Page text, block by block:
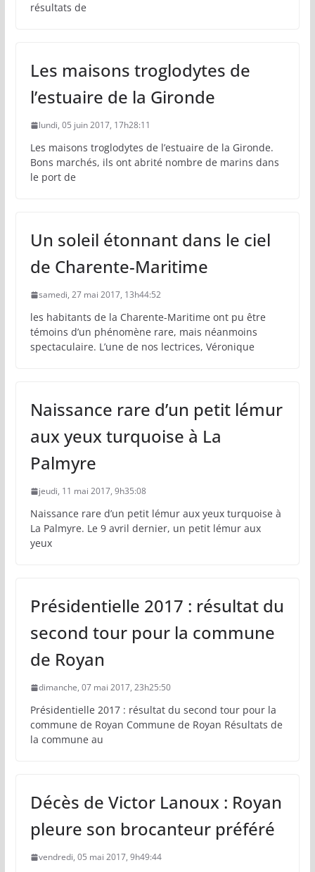
résultats de
Les maisons troglodytes de
l’estuaire de la Gironde
lundi, 05 juin 2017, 17h28:11
Les maisons troglodytes de l’estuaire de la Gironde.
Bons marchés, ils ont abrité nombre de marins dans
le port de
Un soleil étonnant dans le ciel
de Charente-Maritime
samedi, 27 mai 2017, 13h44:52
les habitants de la Charente-Maritime ont pu être
témoins d’un phénomène rare, mais néanmoins
spectaculaire. L’une de nos lectrices, Véronique
Naissance rare d’un petit lémur
aux yeux turquoise à La
Palmyre
jeudi, 11 mai 2017, 9h35:08
Naissance rare d’un petit lémur aux yeux turquoise à
La Palmyre. Le 9 avril dernier, un petit lémur aux
yeux
Présidentielle 2017 : résultat du
second tour pour la commune
de Royan
dimanche, 07 mai 2017, 23h25:50
Présidentielle 2017 : résultat du second tour pour la
commune de Royan Commune de Royan Résultats de
la commune au
Décès de Victor Lanoux : Royan
pleure son brocanteur préféré
vendredi, 05 mai 2017, 9h49:44